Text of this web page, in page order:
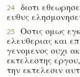
24
διοτι
ευθυς
25
Οστις ομως
ελευθεριας και
γενομενος ουχι
εκτελεστης
την εκτελεσιν